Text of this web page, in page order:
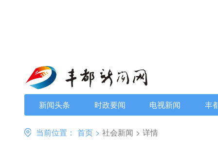
新闻头条 时政要闻 电视新闻 丰
当前位置： 首页 > 社会新闻 > 详情